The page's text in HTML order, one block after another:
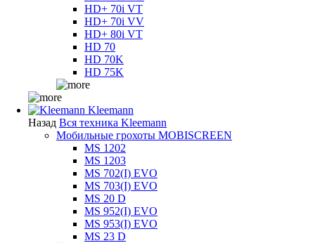
HD+ 70i VT
HD+ 70i VV
HD+ 80i VT
HD 70
HD 70K
HD 75K
Kleemann
Назад Вся техника Kleemann
Мобильные грохоты MOBISCREEN
MS 1202
MS 1203
MS 702(I) EVO
MS 703(I) EVO
MS 20 D
MS 952(I) EVO
MS 953(I) EVO
MS 23 D